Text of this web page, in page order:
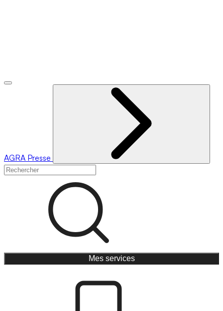
AGRA Presse
Mes services